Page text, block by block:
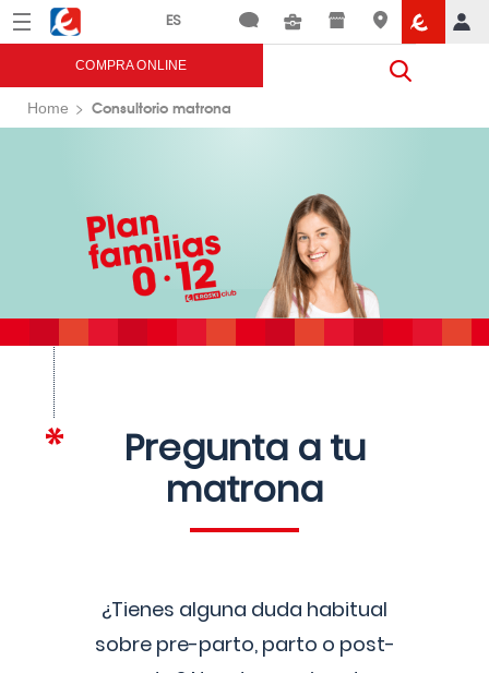
Menú Eroski
COMPRA ONLINE
Home Consultorio matrona
Pregunta a tu
matrona
¿Tienes alguna duda habitual
sobre pre-parto, parto o post-